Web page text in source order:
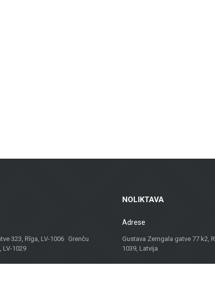
323, Rīga, LV-1006 Grenču
LV-1029
NOLIKTAVA
Adrese
Gustava Zemgala gatve 77 k2,
1039, Latvija